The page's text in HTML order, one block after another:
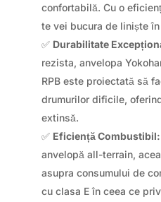
confortabilă. Cu o
te vei bucura de liniște
✅ Durabilitate
rezista, anvelopa
RPB este proiectată să
drumurilor dificile,
extinsă.
✅ Eficiență Combustibil:
anvelopă all-terrain,
asupra consumului de
cu clasa E în ceea ce